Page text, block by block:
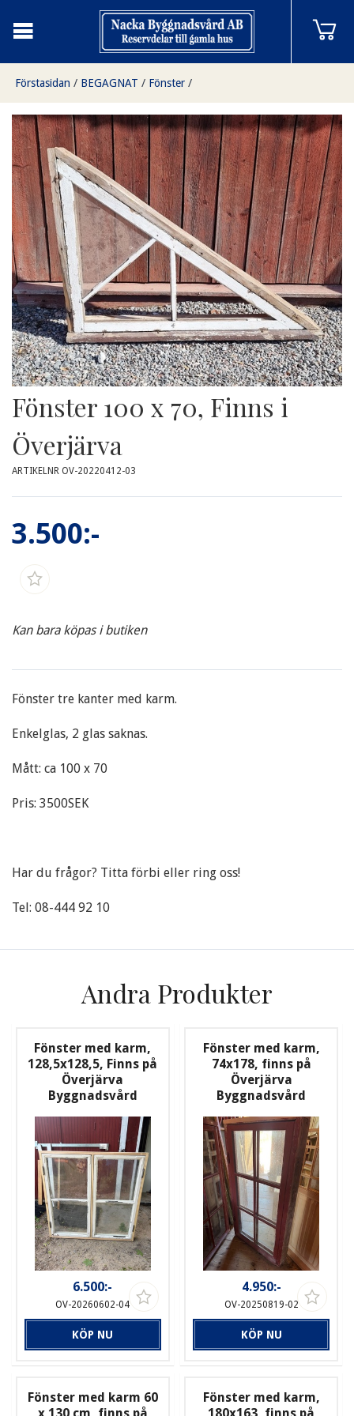
Förstasidan / BEGAGNAT / Fönster /
Fönster 100 x 70, Finns i Överjärva
Fönster 100 x 70, Finns i
Överjärva
ARTIKELNR OV-20220412-03
3.500:-
Kan bara köpas i butiken
Fönster tre kanter med karm.
Enkelglas, 2 glas saknas.
Mått: ca 100 x 70
Pris: 3500SEK
Har du frågor? Titta förbi eller ring oss!
Tel: 08-444 92 10
Andra Produkter
Fönster med karm,
128,5x128,5, Finns på
Överjärva
Byggnadsvård
6.500:-
OV-20260602-04
KÖP NU
Fönster med karm,
74x178, finns på
Överjärva
Byggnadsvård
4.950:-
OV-20250819-02
KÖP NU
Fönster med karm 60
Fönster med karm,